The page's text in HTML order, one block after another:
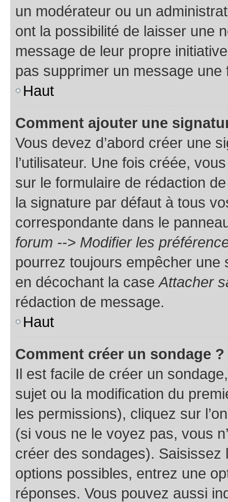
un modérateur ou un
ont la possibilité de laisser une
message de leur propre
pas supprimer un message une
Haut
Comment ajouter une
Vous devez d’abord créer une
l’utilisateur. Une fois créée,
sur le formulaire de rédaction
la signature par défaut à tous
correspondante dans le
forum --> Modifier les
pourrez toujours empêcher une
en décochant la caseAttacher
rédaction de message.
Haut
Comment créer un sondage ?
Il est facile de créer un
sujet ou la modification du
les permissions), cliquez sur
(si vous ne le voyez pas, vous
créer des sondages).
options possibles, entrez une
réponses. Vous pouvez aussi